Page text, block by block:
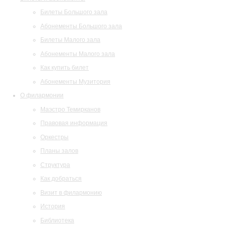
Билеты Большого зала
Абонементы Большого зала
Билеты Малого зала
Абонементы Малого зала
Как купить билет
Абонементы Музитория
О филармонии
Маэстро Темирканов
Правовая информация
Оркестры
Планы залов
Структура
Как добраться
Визит в филармонию
История
Библиотека